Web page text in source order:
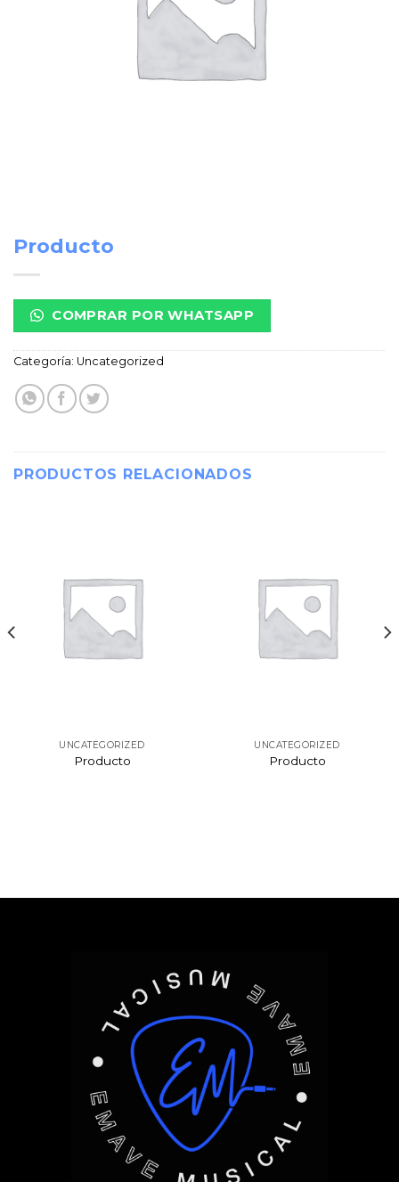
Producto
COMPRAR POR WHATSAPP
Categoría: Uncategorized
PRODUCTOS RELACIONADOS
UNCATEGORIZED
Producto
UNCATEGORIZED
Producto